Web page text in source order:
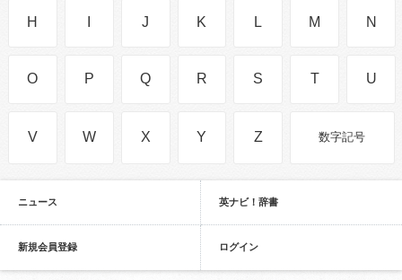
H J K L M N
O P Q R S T U
V W X Y Z 数字記号
ニュース 英ナビ！辞書
新規会員登録 ログイン